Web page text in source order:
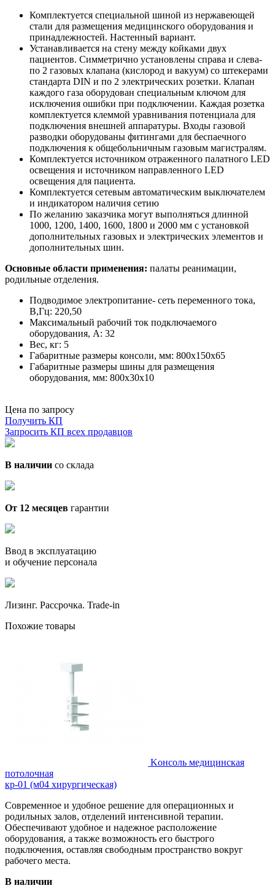
Комплектуется специальной шиной из нержавеющей
стали для размещения медицинского оборудования и
принадлежностей. Настенный вариант.
Устанавливается на стену между койками двух
пациентов. Симметрично установлены справа и слева-
по 2 газовых клапана (кислород и вакуум) со штекерами
стандарта DIN и по 2 электрических розетки. Клапан
каждого газа оборудован специальным ключом для
исключения ошибки при подключении. Каждая розетка
комплектуется клеммой уравнивания потенциала для
подключения внешней аппаратуры. Входы газовой
разводки оборудованы фитингами для беспаечного
подключения к общебольничным газовым магистралям.
Комплектуется источником отраженного палатного LED
освещения и источником направленного LED
освещения для пациента.
Комплектуется сетевым автоматическим выключателем
и индикатором наличия сетию
По желанию заказчика могут выполняться длинной
1000, 1200, 1400, 1600, 1800 и 2000 мм с установкой
дополнительных газовых и электрических элементов и
дополнительных шин.
Основные области применения: палаты реанимации,
родильные отделения.
Подводимое электропитание- сеть переменного тока,
В,Гц: 220,50
Максимальный рабочий ток подключаемого
оборудования, А: 32
Вес, кг: 5
Габаритные размеры консоли, мм: 800х150х65
Габаритные размеры шины для размещения
оборудования, мм: 800х30х10
Цена по запросу
Получить КП
Запросить КП всех продавцов
В наличии со склада
От 12 месяцев гарантии
Ввод в эксплуатацию
и обучение персонала
Лизинг. Рассрочка. Trade-in
Похожие товары
Kонсоль медицинская
потолочная
кр-01 (м04 хирургическая)
Современное и удобное решение для операционных и
родильных залов, отделений интенсивной терапии.
Обеспечивают удобное и надежное расположение
оборудования, а также возможность его быстрого
подключения, оставляя свободным пространство вокруг
рабочего места.
В наличии